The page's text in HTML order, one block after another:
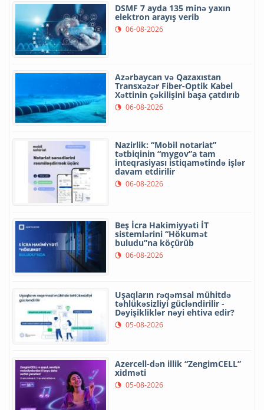
DSMF 7 ayda 135 minə yaxın
elektron arayış verib
06-08-2026
Azərbaycan və Qazaxıstan
Transxəzər Fiber-Optik Kabel
Xəttinin çəkilişini başa çatdırıb
06-08-2026
Nazirlik: “Mobil notariat”
tətbiqinin “mygov”a tam
inteqrasiyası istiqamətində işlər
davam etdirilir
06-08-2026
Beş İcra Hakimiyyəti İT
sistemlərini “Hökumət
buludu”na köçürüb
06-08-2026
Uşaqların rəqəmsal mühitdə
təhlükəsizliyi gücləndirilir -
Dəyişikliklər nəyi ehtiva edir?
05-08-2026
Azercell-dən illik “ZengimCELL”
xidməti
05-08-2026